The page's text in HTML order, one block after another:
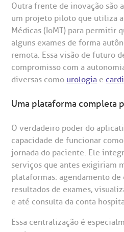
Outra frente de inovação são
um projeto piloto que utiliza a
Médicas (IoMT) para permitir
alguns exames de forma
remota. Essa visão de futuro
compromisso com a
diversas como urologia e
Uma plataforma completa
O verdadeiro poder do
capacidade de funcionar
jornada do paciente. Ele
serviços que antes exigiriam
plataformas: agendamento de
resultados de exames,
e até consulta da conta
Essa centralização é